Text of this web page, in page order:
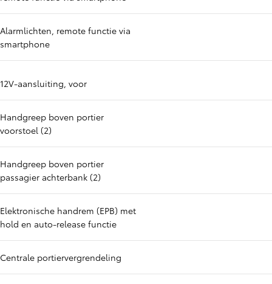
Alarmlichten, remote functie via
smartphone
12V-aansluiting, voor
Handgreep boven portier
voorstoel (2)
Handgreep boven portier
passagier achterbank (2)
Elektronische handrem (EPB) met
hold en auto-release functie
Centrale portiervergrendeling